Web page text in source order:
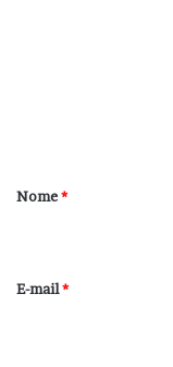
r
*
Nome*
E-mail*